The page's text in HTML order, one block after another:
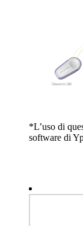
*L’uso di
software di